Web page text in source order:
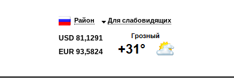
Район Для слабовидящих
USD 81,1291
EUR 93,5824